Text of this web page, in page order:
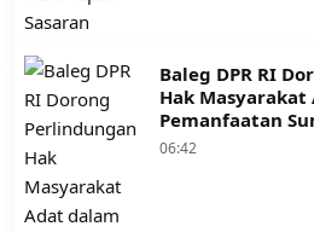
Baleg DPR RI
Hak
Pemanfaatan
06:42